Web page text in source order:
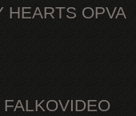
HEARTS OPVA